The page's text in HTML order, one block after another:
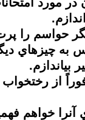
خواهم